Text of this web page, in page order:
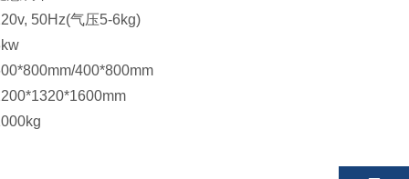
50Hz(气压5-6kg)
400*800mm